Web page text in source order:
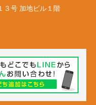
３号 加地ビル１階